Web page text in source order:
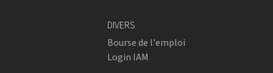
DIVERS
Bourse de l'emploi
Login IAM